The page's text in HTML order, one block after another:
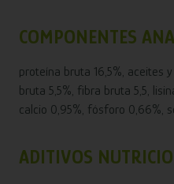
COMPONENTES
proteína bruta 16,5%, aceites
bruta 5,5%, fibra bruta 5,5,
calcio 0,95%, fósforo 0,66%,
ADITIVOS